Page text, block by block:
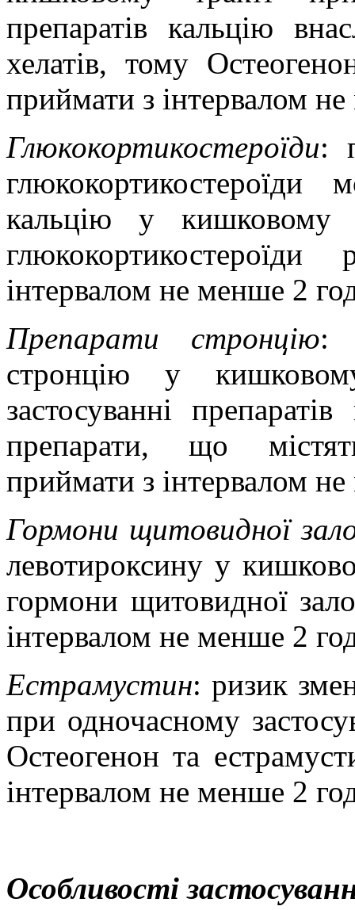
препаратів кальцію
хелатів, тому
приймати з інтервалом
Глюкокортикостероїди:
кальцію у кишковому
інтервалом не менше 2
Препарати стронцію:
стронцію у
застосуванні
препарати, що
приймати з інтервалом
Гормони щитовидної
левотироксину у
гормони щитовидної
інтервалом не менше 2
Естрамустин: ризик
при одночасному
Остеогенон та
інтервалом не менше 2
Особливості